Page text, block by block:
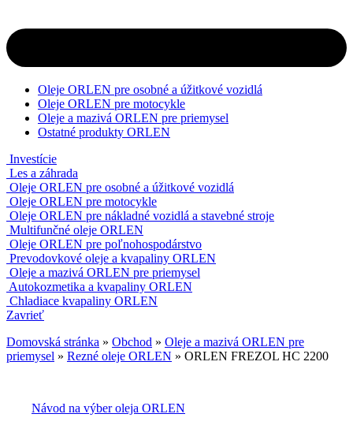
Oleje ORLEN pre osobné a úžitkové vozidlá
Oleje ORLEN pre motocykle
Oleje a mazivá ORLEN pre priemysel
Ostatné produkty ORLEN
Investície
Les a záhrada
Oleje ORLEN pre osobné a úžitkové vozidlá
Oleje ORLEN pre motocykle
Oleje ORLEN pre nákladné vozidlá a stavebné stroje
Multifunčné oleje ORLEN
Oleje ORLEN pre poľnohospodárstvo
Prevodovkové oleje a kvapaliny ORLEN
Oleje a mazivá ORLEN pre priemysel
Autokozmetika a kvapaliny ORLEN
Chladiace kvapaliny ORLEN
Zavrieť
Domovská stránka » Obchod » Oleje a mazivá ORLEN pre
priemysel » Rezné oleje ORLEN » ORLEN FREZOL HC 2200
Návod na výber oleja ORLEN